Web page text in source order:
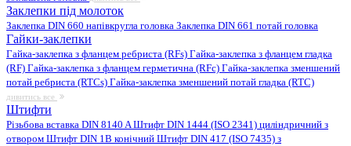
Заклепки під молоток
Заклепка DIN 660 напівкругла головка Заклепка DIN 661 потай головка
Гайки-заклепки
Гайка-заклепка з фланцем ребриста (RFs) Гайка-заклепка з фланцем гладка
(RF) Гайка-заклепка з фланцем герметична (RFc) Гайка-заклепка зменшений
потай ребриста (RTCs) Гайка-заклепка зменшений потай гладка (RTC)
дивитись все
Штифти
Різьбова вставка DIN 8140 AШтифт DIN 1444 (ISO 2341) циліндричний з
отвором Штифт DIN 1B конічний Штифт DIN 417 (ISO 7435) з